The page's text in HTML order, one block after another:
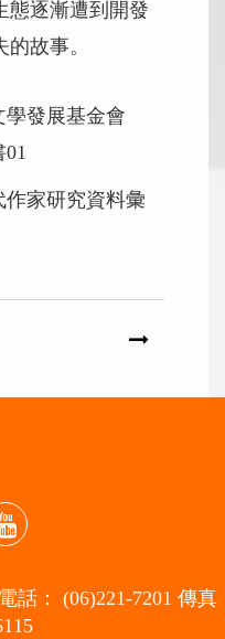
態逐漸遭到開發
故事。
學發展基金會
01
作家研究資料彙
youtube
話： (06)221-7201 傳真